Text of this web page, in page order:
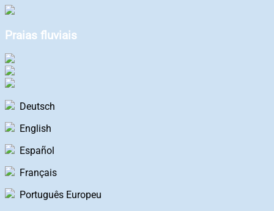
Praias fluviais
Deutsch
English
Español
Français
Português Europeu